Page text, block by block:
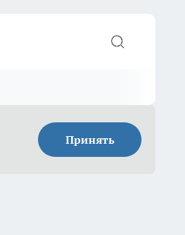
Принять